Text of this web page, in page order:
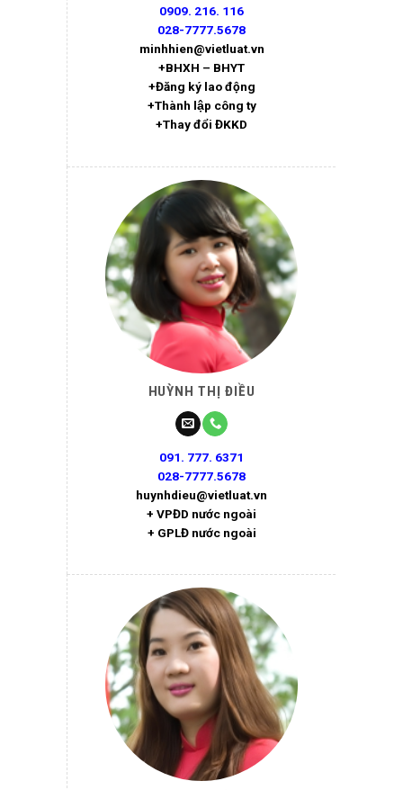
0909. 216. 116
028-7777.5678
minhhien@vietluat.vn
+BHXH – BHYT
+Đăng ký lao động
+Thành lập công ty
+Thay đổi ĐKKD
HUỲNH THỊ ĐIỀU
091. 777. 6371
028-7777.5678
huynhdieu@vietluat.vn
+ VPĐD nước ngoài
+ GPLĐ nước ngoài